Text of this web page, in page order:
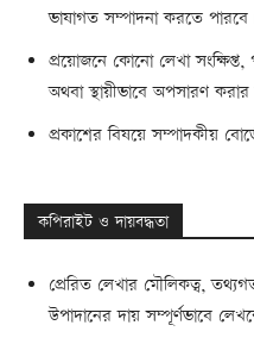
ভাষাগত সম্পাদনা করতে
প্রয়োজনে কোনো লেখা সংক্ষিপ্ত,
অথবা স্থায়ীভাবে অপসারণ
প্রকাশের বিষয়ে সম্পাদকীয়
কপিরাইট ও দায়বদ্ধতা
প্রেরিত লেখার মৌলিকত্ব,
উপাদানের দায় সম্পূর্ণভাবে